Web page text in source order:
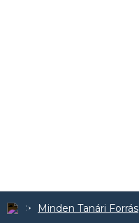
Minden Tanári Forrás